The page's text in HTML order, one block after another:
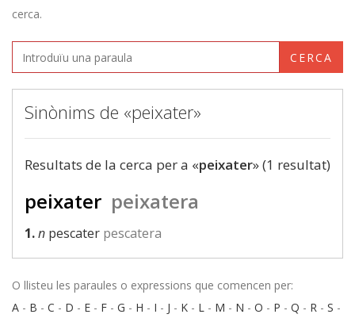
cerca.
CERCA
Sinònims de «peixater»
Resultats de la cerca per a «peixater» (1 resultat)
peixater peixatera
1.n pescater pescatera
O llisteu les paraules o expressions que comencen per:
A - B - C - D - E - F - G - H - I - J - K - L - M - N - O - P - Q - R - S -